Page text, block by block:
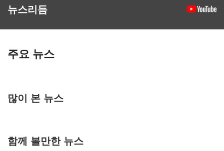
뉴스리듬
주요 뉴스
많이 본 뉴스
함께 볼만한 뉴스